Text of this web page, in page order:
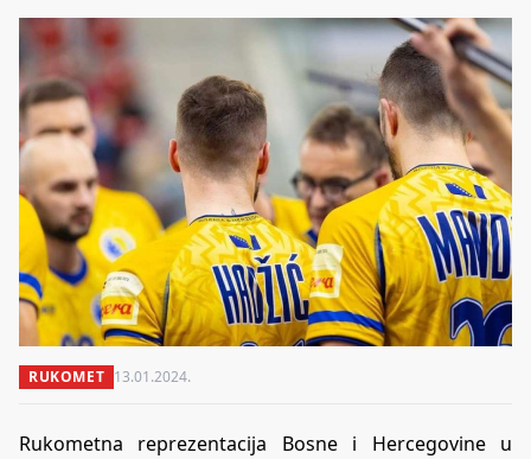
RUKOMET 13.01.2024.
Rukometna reprezentacija Bosne i Hercegovine u